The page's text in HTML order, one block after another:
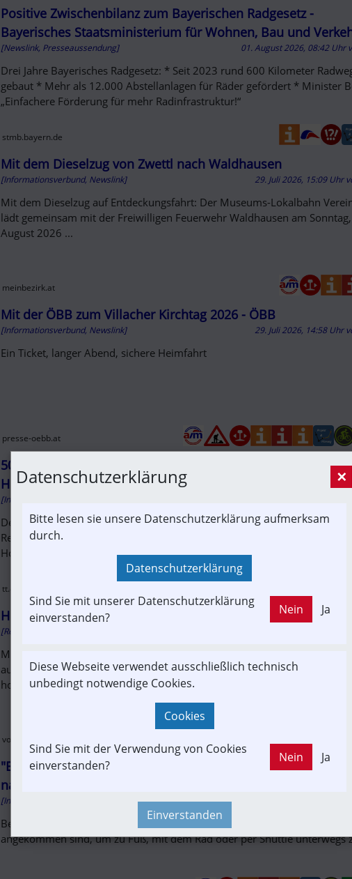
Positive Zwischenbilanz zum Bayerischen Radgesetz -
Bayerisches Staatsministerium für Wohnen, Bau und
[Newslink, Presseaussendung] 01. August 2026, 08:42 Uhr
Drei Jahre Bayerisches Radgesetz: * Seit 2023 rund 600 Kilometer
gebaut * Mehr als 12.000 Abstellanlagen für Räder gefördert * Minister
„Einfachere Förderung für mehr Radinfrastruktur!“
stmb.bayern.de
Mit dem Dieselzug von Zwettl nach Waldhausen
[Informationsverbund, Newslink] 29. Juli 2026, 15:09 Uhr
Mit dem Dieselzug auf Entdeckungsfahrt: Der Museums-Lokalbahn
lädt gemeinsam mit der Freiwilligen Feuerwehr Waldhausen am
August 2026 ...
meinbezirk.at
Mit der ÖBB zum Villacher Kirchtag 2026 - ÖBB
[Informationsverbund, Newslink] 29. Juli 2026, 14:58 Uhr
Ein Ticket, langer Abend, sichere Heimfahrt
presse-oebb.at
500 Meter lange Betonmauer bei Wörgl soll Bahn vor
Hochwasser schützen | Tiroler Tageszeitung Online
[Informationsverbund, Newslink]
Der beliebte Radweg entlang der Brixentaler Ache ist bis Ende November
Rendlbrücke und Grattenbrücke gesperrt. Grund ist die Errichtung eines
Hochwasserschutzes.
tt.com
Hightech für die neue Loischkopfbahn
[Reportage, Informationsverbund]
Mit dem Bikepark Brandnertal versucht das Skigebiet die
auch in Richtung Sommer zu schieben. Seit der letzten Skisaison bringt
hochmoderne Seilbahn mit eigenen Fahrradgondeln die Gäste bis ganz
vorarlberg.orf.at
"Ein Ticket – zwei Urlaube": Ausseerland Salzkammergut
nachhaltige Initiative
[Informationsverbund, Newslink]
Bereits jetzt stellen viele Gäste ihr Auto ab, sobald sie am Urlaubsort
angekommen sind, um zu Fuß, mit dem Rad oder per Shuttle unterwegs
Datenschutzerklärung ×
Bitte lesen sie unsere Datenschutzerklärung aufmerksam
durch.
Datenschutzerklärung
Sind Sie mit unserer Datenschutzerklärung
einverstanden?
Nein Ja
Diese Webseite verwendet ausschließlich technisch
unbedingt notwendige Cookies.
Cookies
Sind Sie mit der Verwendung von Cookies
einverstanden?
Nein Ja
Einverstanden